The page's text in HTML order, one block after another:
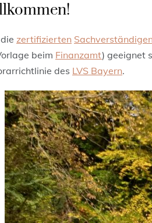
zertifizierten
beim Finanzamt) geeignet
des LVS Bayern.